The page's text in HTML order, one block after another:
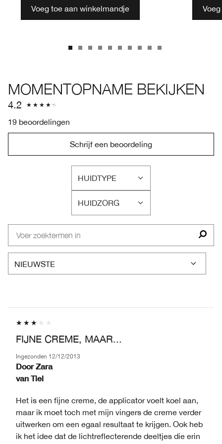
Voeg toe aan winkelmandje
MOMENTOPNAME BEKIJKEN
4.2
19 beoordelingen
Schrijf een beoordeling
HUIDTYPE
FILTER
BEOORDELINGEN
OP
HUIDTYPE
HUIDZORG
FILTER
BEOORDELINGEN
HUIDZORG
FIJNE CREME, MAAR...
Ingezonden 12/12/2013
Door Zara
van Tiel
Het is een fijne creme, de applicator voelt koel aan,
maar ik moet toch met mijn vingers de creme verder
uitwerken om een egaal resultaat te krijgen. Ook heb
ik het idee dat de lichtreflecterende deeltjes die erin